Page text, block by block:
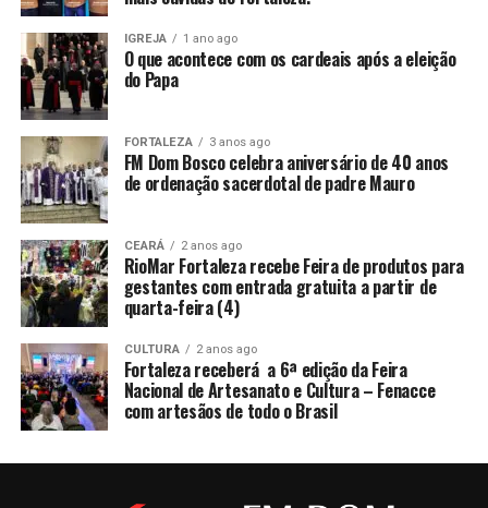
IGREJA 1 ano ago
O que acontece com os cardeais após a eleição
do Papa
FORTALEZA 3 anos ago
FM Dom Bosco celebra aniversário de 40 anos
de ordenação sacerdotal de padre Mauro
CEARÁ 2 anos ago
RioMar Fortaleza recebe Feira de produtos para
gestantes com entrada gratuita a partir de
quarta-feira (4)
CULTURA 2 anos ago
Fortaleza receberá a 6ª edição da Feira
Nacional de Artesanato e Cultura – Fenacce
com artesãos de todo o Brasil